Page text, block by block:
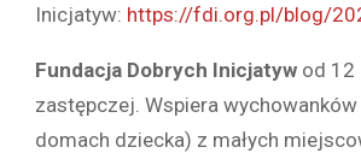
Inicjatyw: https://fdi.org.pl/blog/
Fundacja Dobrych Inicjatyw od 12
zastępczej. Wspiera
domach dziecka) z małych